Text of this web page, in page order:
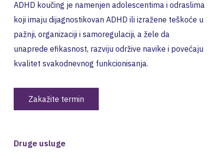
ADHD koučing je namenjen adolescentima i odraslima
koji imaju dijagnostikovan ADHD ili izražene teškoće u
pažnji, organizaciji i samoregulaciji, a žele da
unaprede efikasnost, razviju održive navike i povećaju
kvalitet svakodnevnog funkcionisanja.
Zakažite termin
Druge usluge